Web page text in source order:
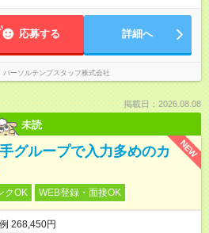
応募する 詳細へ
パーソルテンプスタッフ株式会社
掲載日：2026.08.08
未読
NEW
グループで入力多めのカ
クOK WEB登録・面接OK
268,450円